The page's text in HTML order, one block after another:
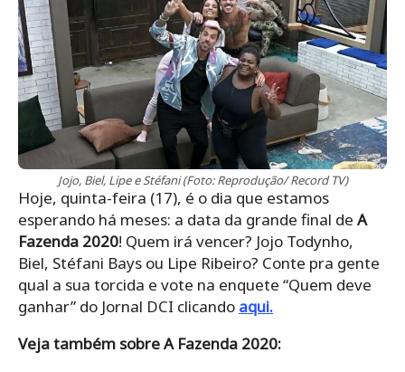
Jojo, Biel, Lipe e Stéfani (Foto: Reprodução/ Record TV)
Hoje, quinta-feira (17), é o dia que estamos
esperando há meses: a data da grande final de A
Fazenda 2020! Quem irá vencer? Jojo Todynho,
Biel, Stéfani Bays ou Lipe Ribeiro? Conte pra gente
qual a sua torcida e vote na enquete “Quem deve
ganhar” do Jornal DCI clicando aqui.
Veja também sobre A Fazenda 2020: